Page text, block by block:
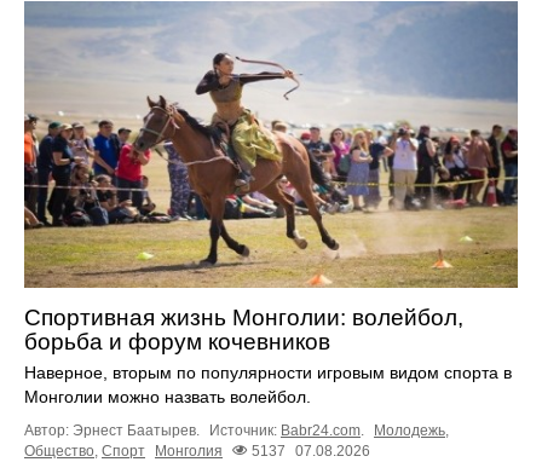
Спортивная жизнь Монголии: волейбол,
борьба и форум кочевников
Наверное, вторым по популярности игровым видом спорта в
Монголии можно назвать волейбол.
Автор: Эрнест Баатырев. Источник: Babr24.com Молодежь
Общество Спорт Монголия 5137 07.08.2026